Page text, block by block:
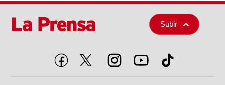
Subir